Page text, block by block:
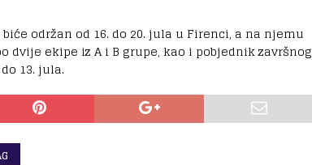
održan od 16. do 20. jula u Firenci, a na njemu
dvije ekipe iz A i B grupe, kao i pobjednik završnog
13. jula.